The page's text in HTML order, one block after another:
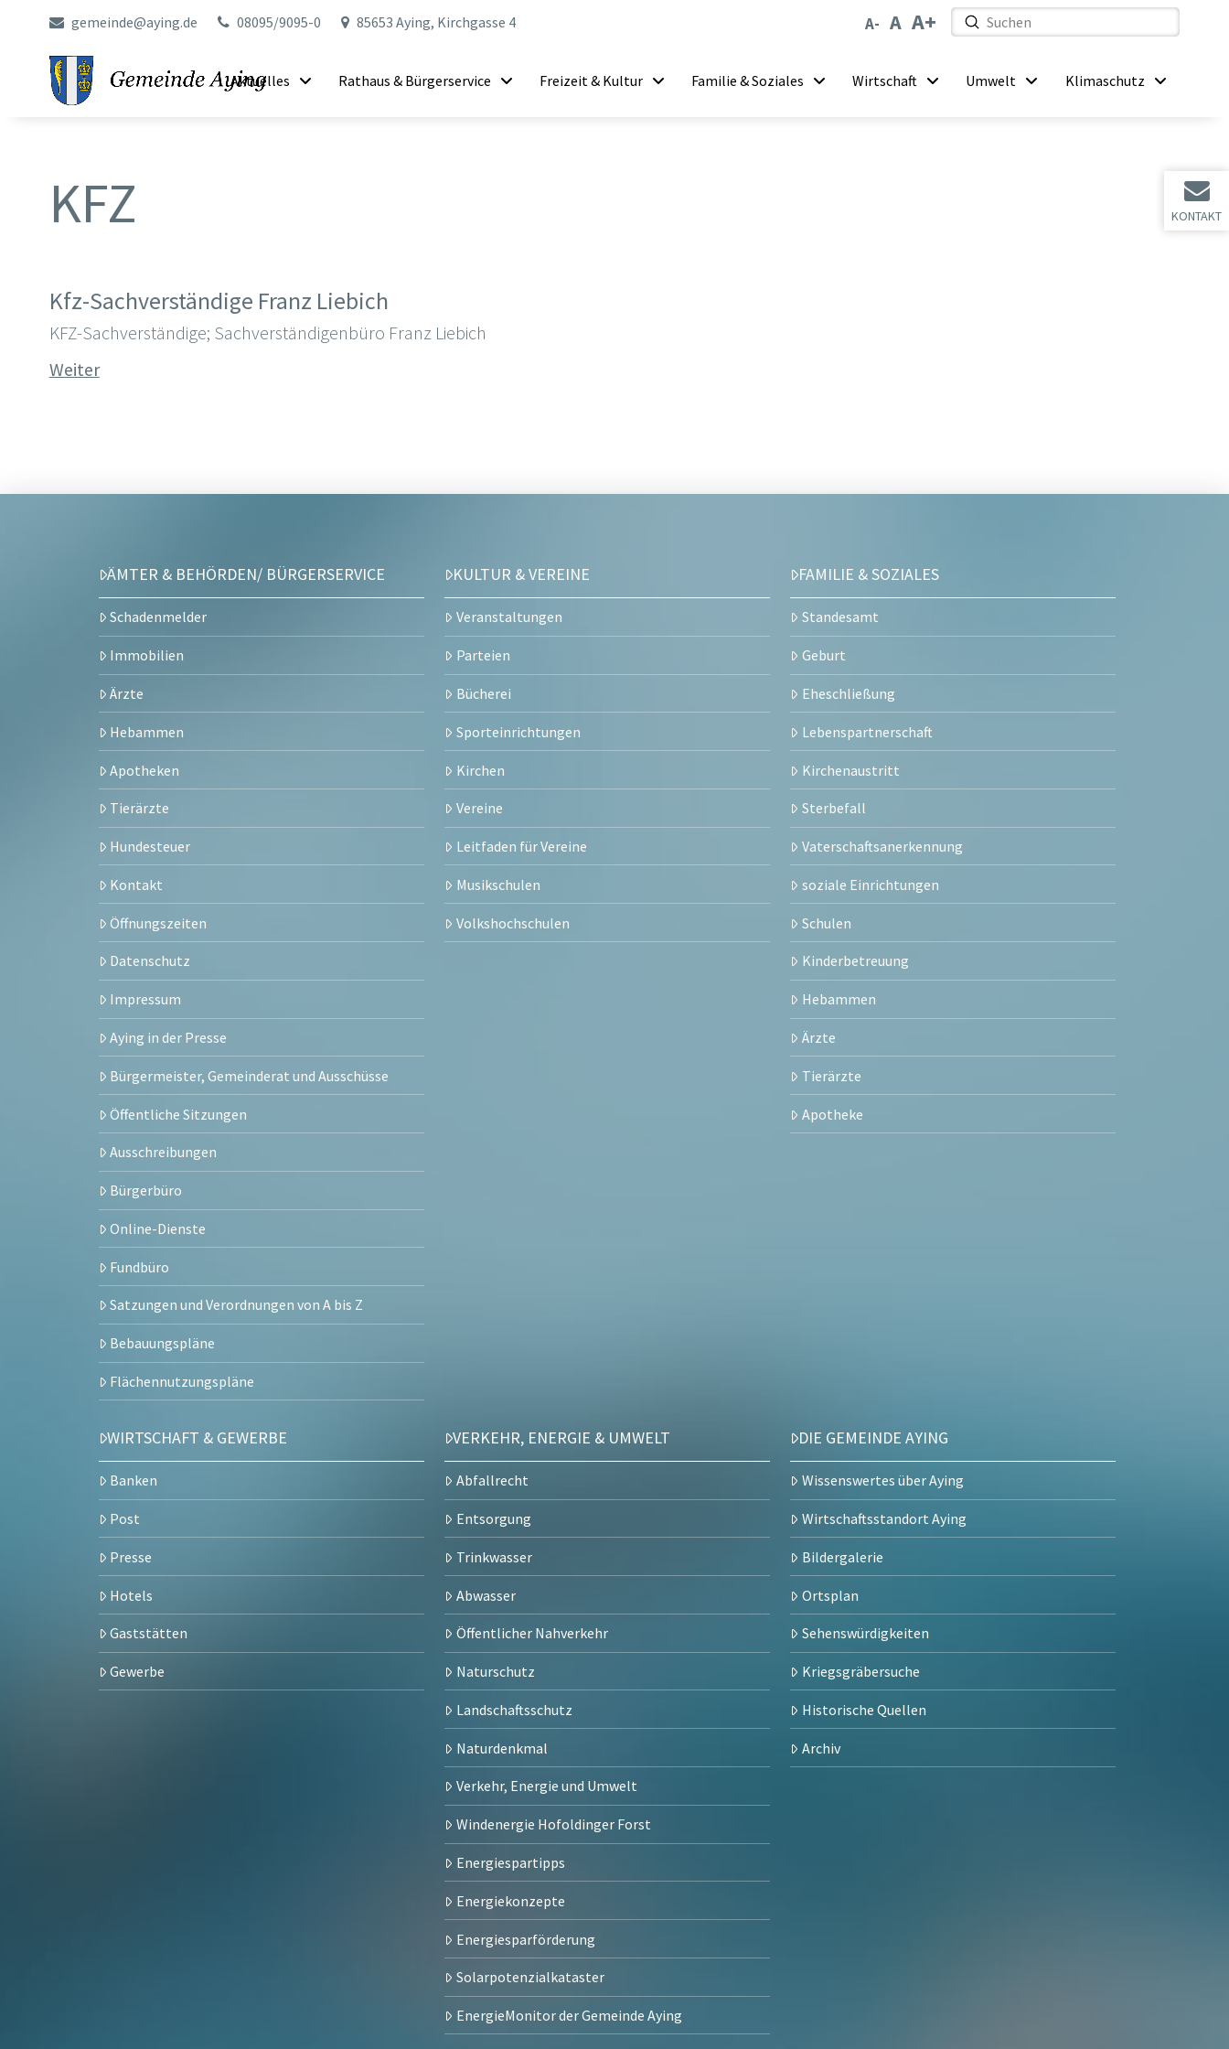
KONTAKT
gemeinde@aying.de 08095/9095-0 85653 Aying, Kirchgasse 4
Search
Submit
Aktuelles Rathaus & Bürgerservice Freizeit & Kultur Familie & Soziales Wirtschaft Umwelt Klimaschutz
KFZ
Kfz-Sachverständige Franz Liebich
KFZ-Sachverständige; Sachverständigenbüro Franz Liebich
Weiter
ÄMTER & BEHÖRDEN/ BÜRGERSERVICE
Schadenmelder
Immobilien
Ärzte
Hebammen
Apotheken
Tierärzte
Hundesteuer
Kontakt
Öffnungszeiten
Datenschutz
Impressum
Aying in der Presse
Bürgermeister, Gemeinderat und Ausschüsse
Öffentliche Sitzungen
Ausschreibungen
Bürgerbüro
Online-Dienste
Fundbüro
Satzungen und Verordnungen von A bis Z
Bebauungspläne
Flächennutzungspläne
KULTUR & VEREINE
Veranstaltungen
Parteien
Bücherei
Sporteinrichtungen
Kirchen
Vereine
Leitfaden für Vereine
Musikschulen
Volkshochschulen
FAMILIE & SOZIALES
Standesamt
Geburt
Eheschließung
Lebenspartnerschaft
Kirchenaustritt
Sterbefall
Vaterschaftsanerkennung
soziale Einrichtungen
Schulen
Kinderbetreuung
Hebammen
Ärzte
Tierärzte
Apotheke
WIRTSCHAFT & GEWERBE
Banken
Post
Presse
Hotels
Gaststätten
Gewerbe
VERKEHR, ENERGIE & UMWELT
Abfallrecht
Entsorgung
Trinkwasser
Abwasser
Öffentlicher Nahverkehr
Naturschutz
Landschaftsschutz
Naturdenkmal
Verkehr, Energie und Umwelt
Windenergie Hofoldinger Forst
Energiespartipps
Energiekonzepte
Energiesparförderung
Solarpotenzialkataster
EnergieMonitor der Gemeinde Aying
DIE GEMEINDE AYING
Wissenswertes über Aying
Wirtschaftsstandort Aying
Bildergalerie
Ortsplan
Sehenswürdigkeiten
Kriegsgräbersuche
Historische Quellen
Archiv